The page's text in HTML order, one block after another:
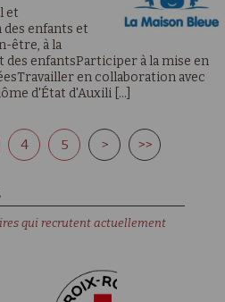
et
enfants et
être, à la
enfantsParticiper à la mise en
en collaboration avec
d'État d'Auxili [...]
4 5 > >>
qui recrutent actuellement